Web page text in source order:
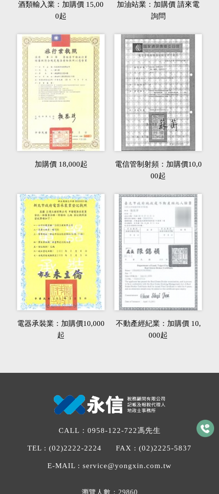
酒類輸入業：加購價 15,00
0起
加油站業：加購價 請來電
詢問
加購價 18,000起
電信管制射頻：加購價10,0
00起
電器承裝業：加購價10,000
起
不動產經紀業：加購價 10,
000起
CALL： 0958-122-722馮先生
TEL : (02)2222-2224 FAX : (02)2225-5837
E-MAIL : service@yongxin.com.tw
瀏覽人數：29860